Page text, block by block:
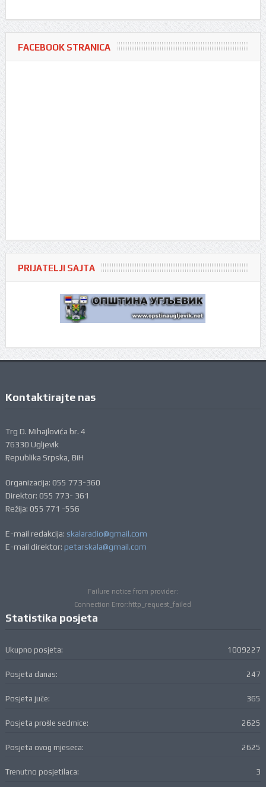
FACEBOOK STRANICA
PRIJATELJI SAJTA
Kontaktirajte nas
Trg D. Mihajlovića br. 4
76330 Ugljevik
Republika Srpska, BiH
Organizacija: 055 773-360
Direktor: 055 773- 361
Režija: 055 771 -556
E-mail redakcija: skalaradio@gmail.com
E-mail direktor: petarskala@gmail.com
Failure notice from provider:
Connection Error:http_request_failed
Statistika posjeta
1009227
Ukupno posjeta:
247
Posjeta danas:
365
Posjeta juče:
2625
Posjeta prošle sedmice:
2625
Posjeta ovog mjeseca:
3
Trenutno posjetilaca: